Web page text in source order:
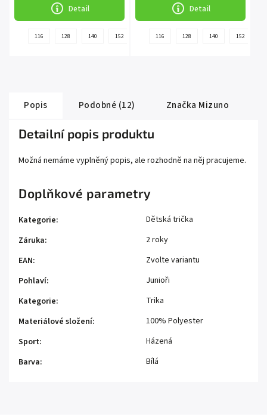
Detail
116 128 140 152
další
Detail
116 128 140 152
Popis Podobné (12) Značka Mizuno
Detailní popis produktu
Možná nemáme vyplněný popis, ale rozhodně na něj pracujeme.
Doplňkové parametry
Kategorie:
Dětská trička
Záruka:
2 roky
EAN:
Zvolte variantu
Pohlaví:
Junioři
Kategorie:
Trika
Materiálové složení:
100% Polyester
Sport:
Házená
Barva: Bílá